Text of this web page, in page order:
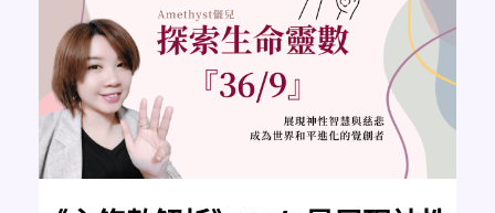
析》
36/9
是
展
現
神
性
智
慧
與
慈
悲，